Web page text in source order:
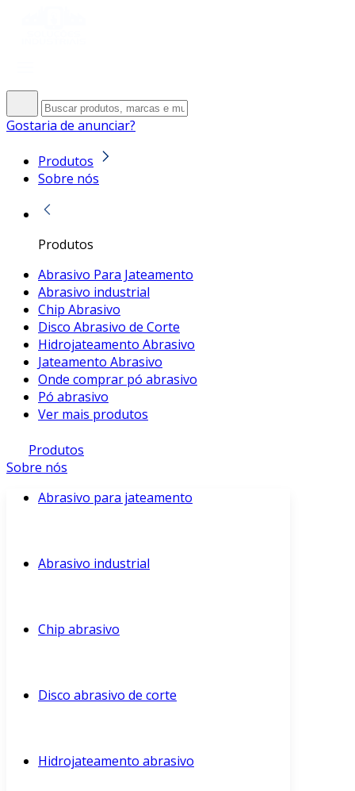
Gostaria de anunciar?
Produtos
Sobre nós
Produtos
Abrasivo Para Jateamento
Abrasivo industrial
Chip Abrasivo
Disco Abrasivo de Corte
Hidrojateamento Abrasivo
Jateamento Abrasivo
Onde comprar pó abrasivo
Pó abrasivo
Ver mais produtos
Produtos
Sobre nós
Abrasivo para jateamento
Abrasivo industrial
Chip abrasivo
Disco abrasivo de corte
Hidrojateamento abrasivo